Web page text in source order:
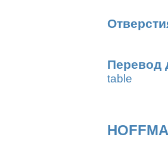
Перевод
table